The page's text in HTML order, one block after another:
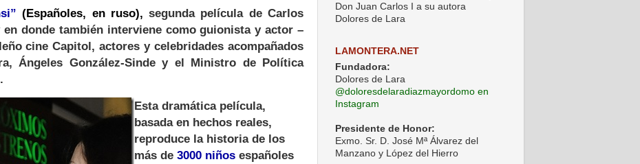
(Españoles, en ruso), segunda película de Carlos
donde también interviene como guionista y actor –
cine Capitol, actores y celebridades acompañados
Ángeles González-Sinde y el Ministro de Política
Esta dramática película,
basada en hechos reales,
reproduce la historia de los
más de 3000 niños españoles
Don Juan Carlos I a su autora
Dolores de Lara
LAMONTERA.NET
Fundadora:
Dolores de Lara
@doloresdelaradiazmayordomo en
Instagram
Presidente de Honor:
Exmo. Sr. D. José Mª Álvarez del
Manzano y López del Hierro